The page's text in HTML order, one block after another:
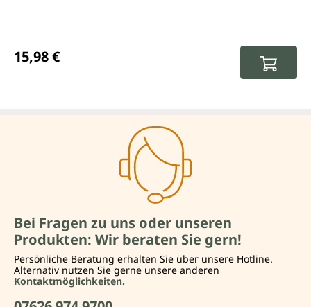
15,98 €
Bei Fragen zu uns oder unseren
Produkten: Wir beraten Sie gern!
Persönliche Beratung erhalten Sie über unsere Hotline.
Alternativ nutzen Sie gerne unsere anderen
Kontaktmöglichkeiten.